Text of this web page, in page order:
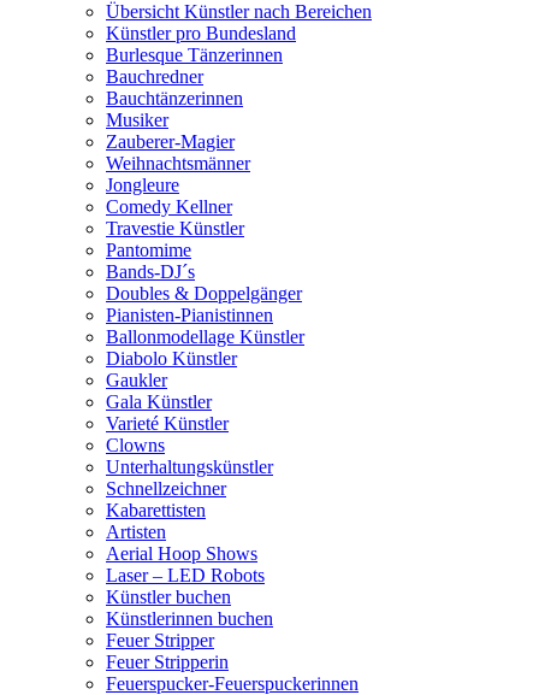
Übersicht Künstler nach Bereichen
Künstler pro Bundesland
Burlesque Tänzerinnen
Bauchredner
Bauchtänzerinnen
Musiker
Zauberer-Magier
Weihnachtsmänner
Jongleure
Comedy Kellner
Travestie Künstler
Pantomime
Bands-DJ´s
Doubles & Doppelgänger
Pianisten-Pianistinnen
Ballonmodellage Künstler
Diabolo Künstler
Gaukler
Gala Künstler
Varieté Künstler
Clowns
Unterhaltungskünstler
Schnellzeichner
Kabarettisten
Artisten
Aerial Hoop Shows
Laser – LED Robots
Künstler buchen
Künstlerinnen buchen
Feuer Stripper
Feuer Stripperin
Feuerspucker-Feuerspuckerinnen